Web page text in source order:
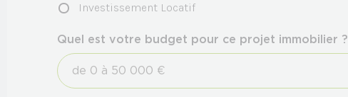
Investissement Locatif
Quel est votre budget pour ce projet immobilier ?